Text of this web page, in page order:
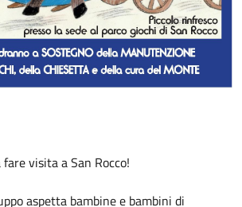
visita a San Rocco!
aspetta bambine e bambini di